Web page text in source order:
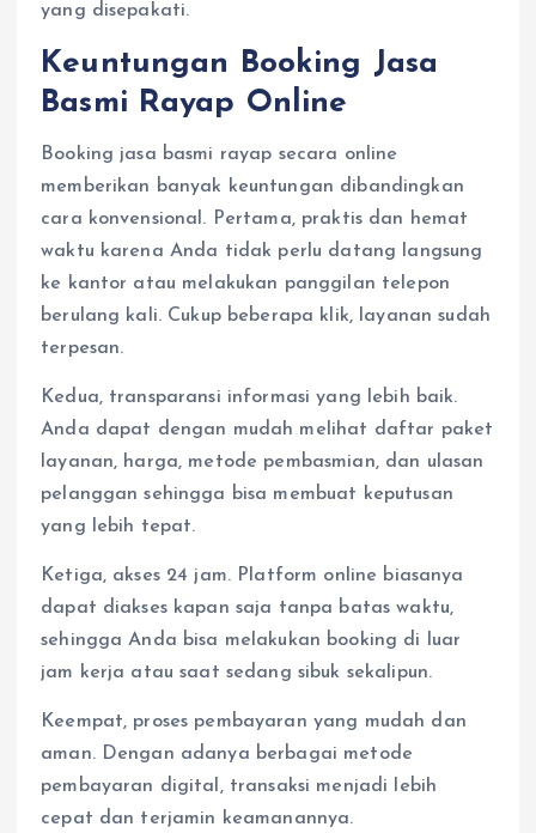
yang disepakati.
Keuntungan Booking Jasa
Basmi Rayap Online
Booking jasa basmi rayap secara online
memberikan banyak keuntungan dibandingkan
cara konvensional. Pertama, praktis dan hemat
waktu karena Anda tidak perlu datang langsung
ke kantor atau melakukan panggilan telepon
berulang kali. Cukup beberapa klik, layanan sudah
terpesan.
Kedua, transparansi informasi yang lebih baik.
Anda dapat dengan mudah melihat daftar paket
layanan, harga, metode pembasmian, dan ulasan
pelanggan sehingga bisa membuat keputusan
yang lebih tepat.
Ketiga, akses 24 jam. Platform online biasanya
dapat diakses kapan saja tanpa batas waktu,
sehingga Anda bisa melakukan booking di luar
jam kerja atau saat sedang sibuk sekalipun.
Keempat, proses pembayaran yang mudah dan
aman. Dengan adanya berbagai metode
pembayaran digital, transaksi menjadi lebih
cepat dan terjamin keamanannya.